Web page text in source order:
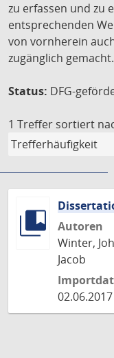
zu erfassen und zu
entsprechenden
von vornherein
zugänglich gemacht.
Status: DFG-
1 Treffer sortiert
Autoren
Winter,
Jacob
02.06.2017